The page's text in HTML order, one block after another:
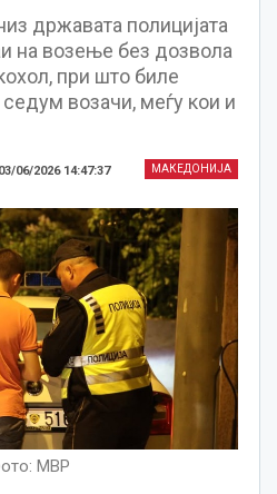
државата полицијата
на возење без дозвола
при што биле
возачи, меѓу кои и
МАКЕДОНИЈА
03/06/2026 14:47:37
МВР